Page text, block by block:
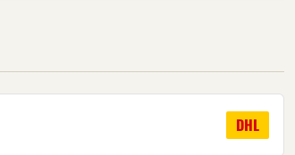
DHL